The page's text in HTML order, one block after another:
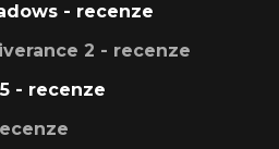
- recenze
2 - recenze
- recenze